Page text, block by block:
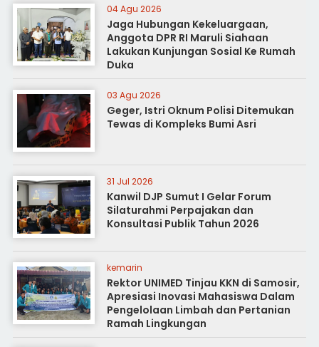
04 Agu 2026
Jaga Hubungan Kekeluargaan,
Anggota DPR RI Maruli Siahaan
Lakukan Kunjungan Sosial Ke Rumah
Duka
03 Agu 2026
Geger, Istri Oknum Polisi Ditemukan
Tewas di Kompleks Bumi Asri
31 Jul 2026
Kanwil DJP Sumut I Gelar Forum
Silaturahmi Perpajakan dan
Konsultasi Publik Tahun 2026
kemarin
Rektor UNIMED Tinjau KKN di Samosir,
Apresiasi Inovasi Mahasiswa Dalam
Pengelolaan Limbah dan Pertanian
Ramah Lingkungan